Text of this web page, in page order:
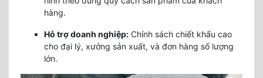
hàng.
Hỗ trợ doanh nghiệp: Chính sách chiết khấu cao
cho đại lý, xưởng sản xuất, và đơn hàng số lượng
lớn.